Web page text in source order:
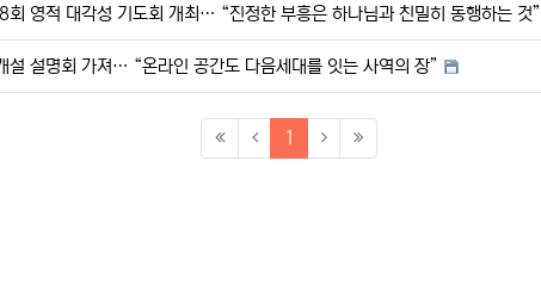
회 영적 대각성 기도회 개최… “진정한 부흥은 하나님과 친밀히 동행하는 것”
설 설명회 가져… “온라인 공간도 다음세대를 잇는 사역의 장”
1 (current)